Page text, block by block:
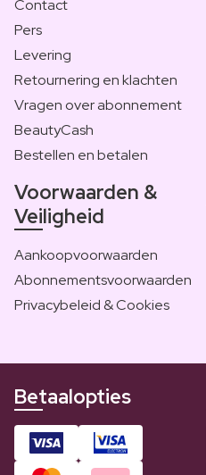
Contact
Pers
Levering
Retournering en klachten
Vragen over abonnement
BeautyCash
Bestellen en betalen
Voorwaarden &
Veiligheid
Aankoopvoorwaarden
Abonnementsvoorwaarden
Privacybeleid & Cookies
Betaalopties